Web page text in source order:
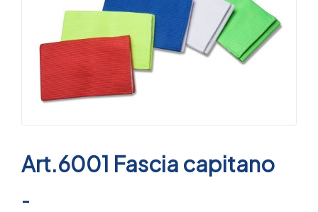
Art.6001 Fascia capitano
-